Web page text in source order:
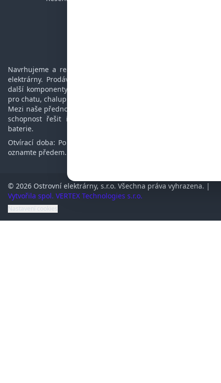
Navrhujeme a realizujeme ostrovní a hybridní fotovoltaické
elektrárny. Prodáváme panely, regulátory, baterie, měniče a
další komponenty potřebné pro ostrovní elektrárnu. Vhodné
pro chatu, chalupu, karavan, jachtu nebo rodinný dům.
Mezi naše přednosti patří více než 12-letá zkušenost v oboru,
schopnost řešit i složité problémy a opravovat měniče a
baterie.
Otvírací doba: Po - Pá 10 - 15 hod. Vyzvednutí zboží prosím
oznamte předem.
© 2026 Ostrovní elektrárny, s.r.o. Všechna práva vyhrazena. |
Vytvořila spol. VERTEX Technologies s.r.o.
Nastavení cookies